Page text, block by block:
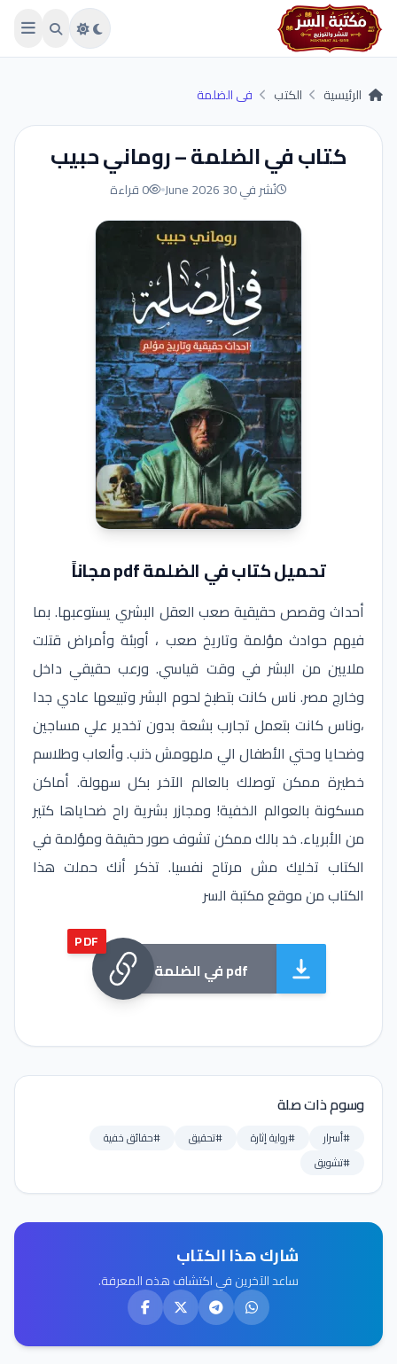
Skip to main content
الرئيسية الكتب في الضلمة
كتاب في الضلمة – روماني حبيب
نُشر في 30 June 2026 0 قراءة
تحميل كتاب في الضلمة pdf مجاناً
أحداث وقصص حقيقية صعب العقل البشري يستوعبها. ‏بما
فيهم حوادث مؤلمة وتاريخ صعب ، أوبئة وأمراض قتلت
ملايين من البشر في وقت قياسي. ورعب حقيقي داخل
وخارج مصر. ناس كانت بتطبخ لحوم البشر وتبيعها عادي جدا
،وناس كانت بتعمل تجارب بشعة بدون تخدير علي مساجين
وضحايا وحتي الأطفال الي ملهومش ذنب. وألعاب وطلاسم
خطيرة ممكن توصلك بالعالم الآخر بكل سهولة. أماكن
مسكونة بالعوالم الخفية! ومجازر بشرية راح ضحاياها كتير
من الأبرياء. خد بالك ممكن تشوف صور حقيقة ومؤلمة في
الكتاب تخليك مش مرتاح نفسيا. تذكر أنك حملت هذا
الكتاب من موقع مكتبة السر
PDF
في الضلمة pdf
وسوم ذات صلة
#أسرار #رواية إثارة #تحقيق
#حقائق خفية
#تشويق
شارك هذا الكتاب
ساعد الآخرين في اكتشاف هذه المعرفة.